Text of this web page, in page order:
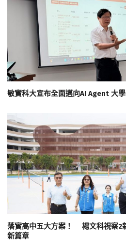
敏實科大宣布全面邁向AI Agent 大學
落實高中五大方案！ 楊文科視察2
新篇章